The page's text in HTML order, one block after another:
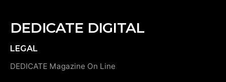
DEDICATE DIGITAL
LEGAL
DEDICATE Magazine On Line